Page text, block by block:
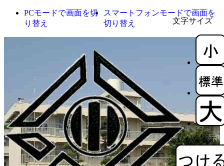
文字サイズ
ふりがな表示
PCモードで画面を切
り替え
スマートフォンモードで画面を
切り替え